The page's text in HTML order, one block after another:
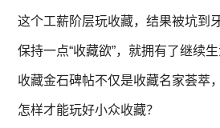
这个工薪阶层玩收藏，结果被坑到
保持一点“收藏欲”，就拥有了继续
怎样才能玩好小众收藏？